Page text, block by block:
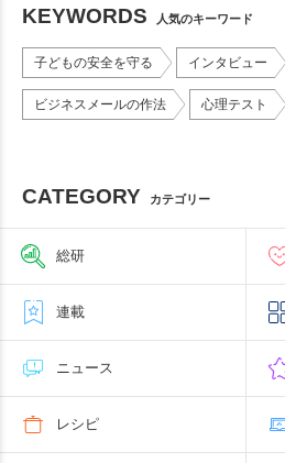
KEYWORDS 人気のキーワード
子どもの安全を守る インタビュー
ビジネスメールの作法 心理テスト
CATEGORY カテゴリー
総研
連載
ニュース
レシピ